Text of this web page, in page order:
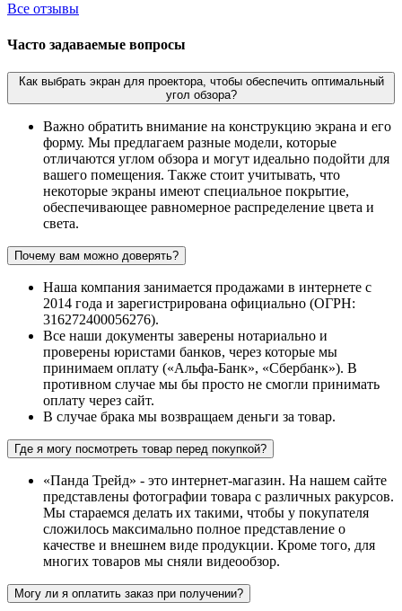
Все отзывы
Часто задаваемые вопросы
Как выбрать экран для проектора, чтобы обеспечить оптимальный
угол обзора?
Важно обратить внимание на конструкцию экрана и его
форму. Мы предлагаем разные модели, которые
отличаются углом обзора и могут идеально подойти для
вашего помещения. Также стоит учитывать, что
некоторые экраны имеют специальное покрытие,
обеспечивающее равномерное распределение цвета и
света.
Почему вам можно доверять?
Наша компания занимается продажами в интернете с
2014 года и зарегистрирована официально (ОГРН:
316272400056276).
Все наши документы заверены нотариально и
проверены юристами банков, через которые мы
принимаем оплату («Альфа-Банк», «Сбербанк»). В
противном случае мы бы просто не смогли принимать
оплату через сайт.
В случае брака мы возвращаем деньги за товар.
Где я могу посмотреть товар перед покупкой?
«Панда Трейд» - это интернет-магазин. На нашем сайте
представлены фотографии товара с различных ракурсов.
Мы стараемся делать их такими, чтобы у покупателя
сложилось максимально полное представление о
качестве и внешнем виде продукции. Кроме того, для
многих товаров мы сняли видеообзор.
Могу ли я оплатить заказ при получении?